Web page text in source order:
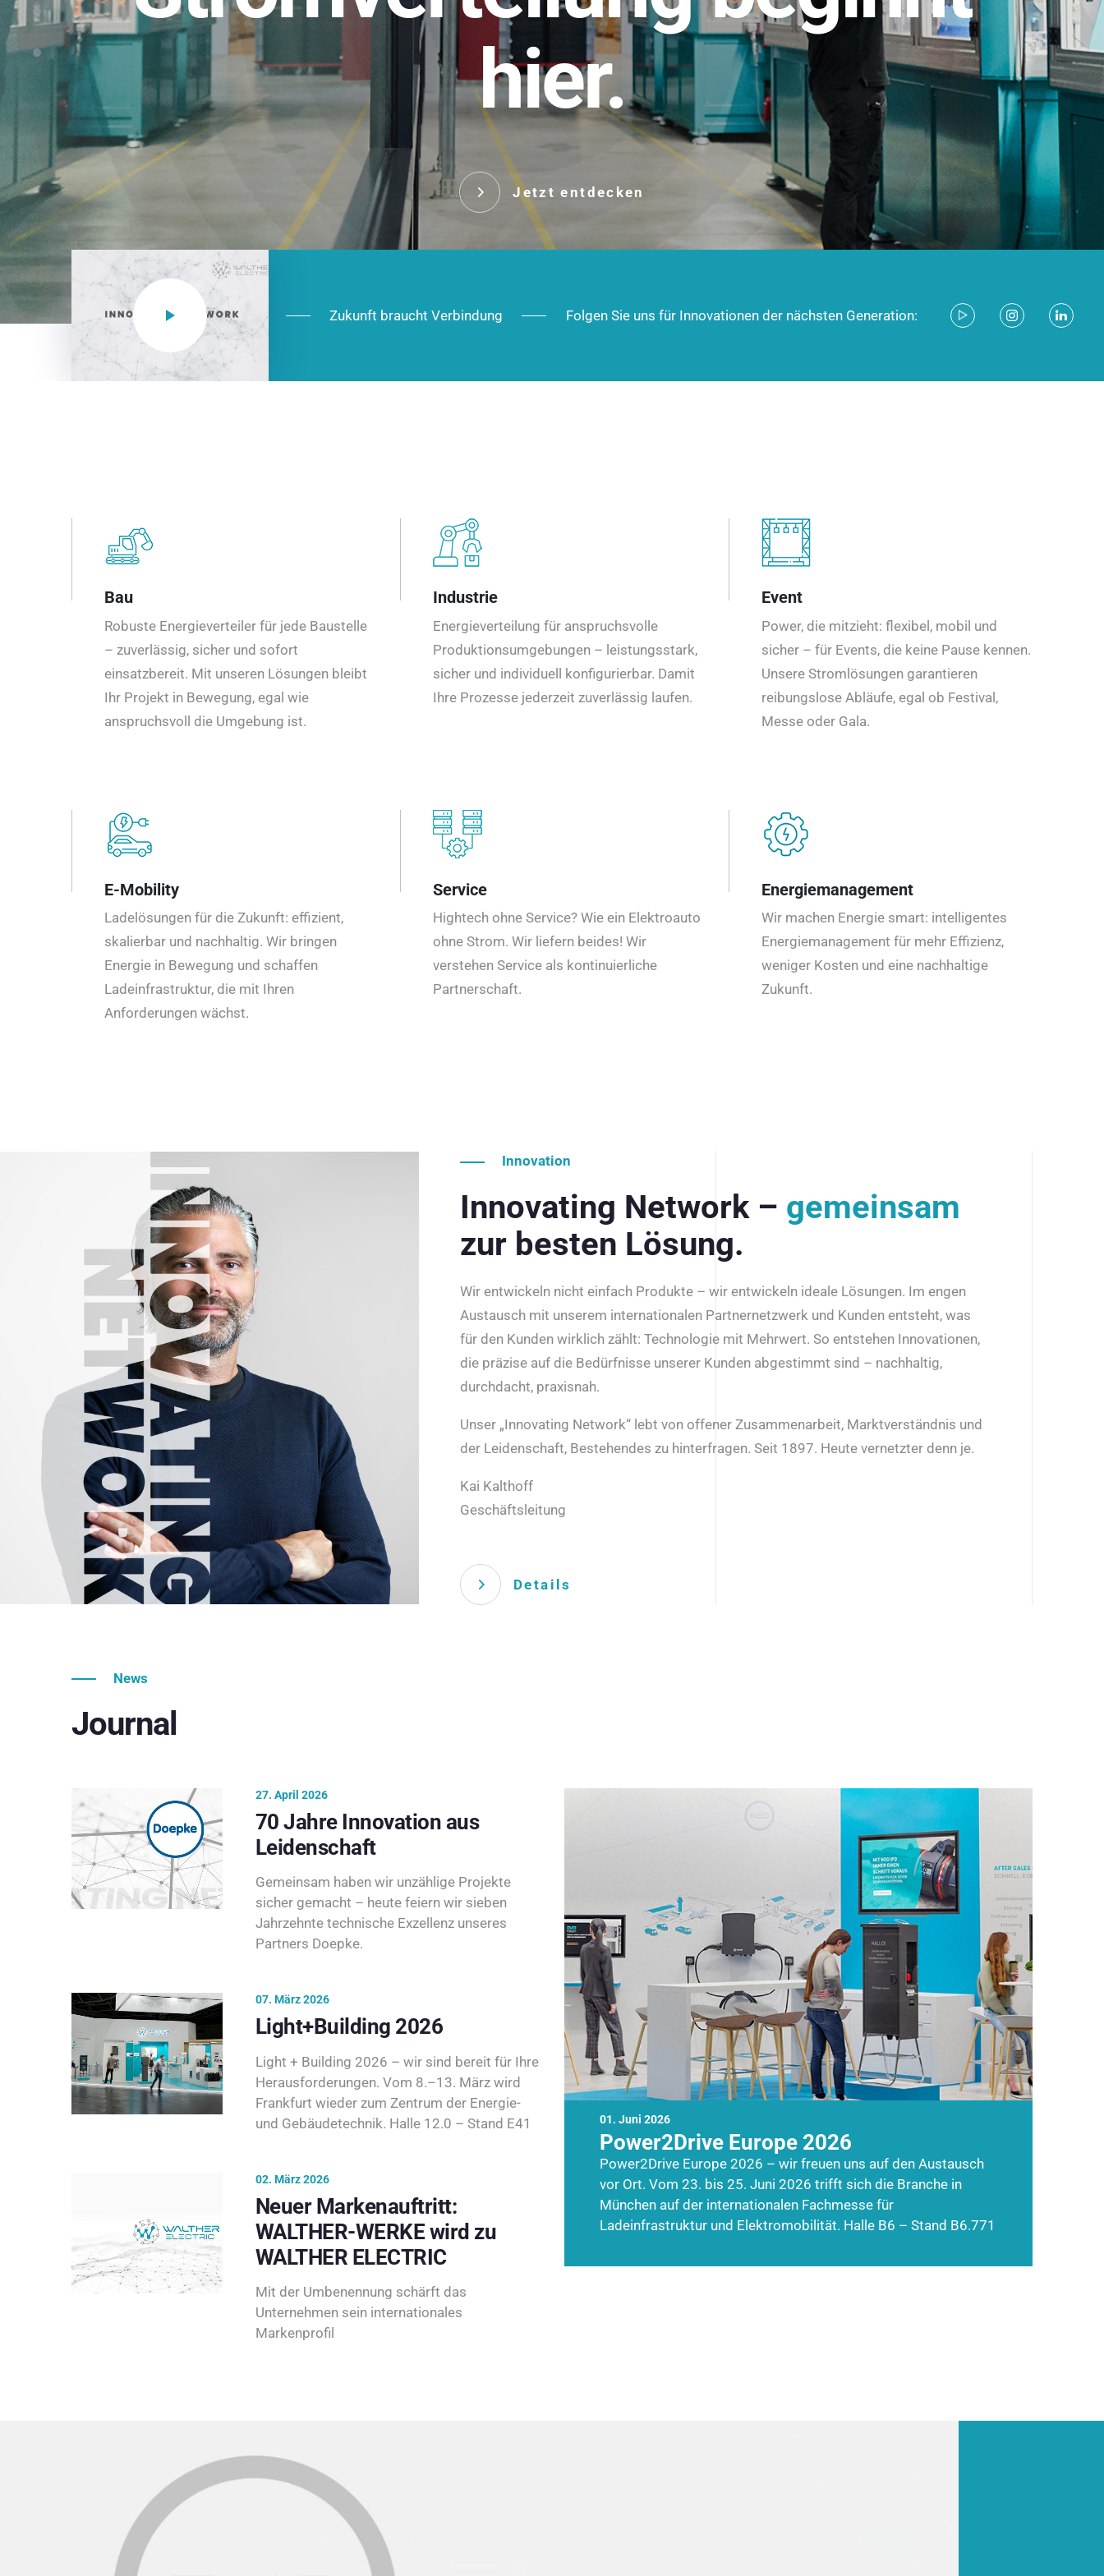
hier.
Jetzt entdecken
NEO CEE: Energieverteilung mit System. Robust im Alltag,
effizient in der Installation, zukunftsfähig im Ausbau.
Das innovative Stecksystem für industrielle Anwendungen –
robust, IP-geschützt und zukunftsfähig.
Jetzt entdecken
Zukunft braucht Verbindung Folgen Sie uns für Innovationen der nächsten Generation:
Bau
Robuste Energieverteiler für jede Baustelle
– zuverlässig, sicher und sofort
einsatzbereit. Mit unseren Lösungen bleibt
Ihr Projekt in Bewegung, egal wie
anspruchsvoll die Umgebung ist.
Industrie
Energieverteilung für anspruchsvolle
Produktionsumgebungen – leistungsstark,
sicher und individuell konfigurierbar. Damit
Ihre Prozesse jederzeit zuverlässig laufen.
Event
Power, die mitzieht: flexibel, mobil und
sicher – für Events, die keine Pause kennen.
Unsere Stromlösungen garantieren
reibungslose Abläufe, egal ob Festival,
Messe oder Gala.
E-Mobility
Ladelösungen für die Zukunft: effizient,
skalierbar und nachhaltig. Wir bringen
Energie in Bewegung und schaffen
Ladeinfrastruktur, die mit Ihren
Anforderungen wächst.
Service
Hightech ohne Service? Wie ein Elektroauto
ohne Strom. Wir liefern beides! Wir
verstehen Service als kontinuierliche
Partnerschaft.
Energiemanagement
Wir machen Energie smart: intelligentes
Energiemanagement für mehr Effizienz,
weniger Kosten und eine nachhaltige
Zukunft.
Innovation
Innovating Network – gemeinsam
zur besten Lösung.
Wir entwickeln nicht einfach Produkte – wir entwickeln ideale Lösungen. Im engen
Austausch mit unserem internationalen Partnernetzwerk und Kunden entsteht, was
für den Kunden wirklich zählt: Technologie mit Mehrwert. So entstehen Innovationen,
die präzise auf die Bedürfnisse unserer Kunden abgestimmt sind – nachhaltig,
durchdacht, praxisnah.
Unser „Innovating Network“ lebt von offener Zusammenarbeit, Marktverständnis und
der Leidenschaft, Bestehendes zu hinterfragen. Seit 1897. Heute vernetzter denn je.
Kai Kalthoff
Geschäftsleitung
Details
News
Journal
01. Juni 2026
Power2Drive Europe 2026
Power2Drive Europe 2026 – wir freuen uns auf den Austausch
vor Ort. Vom 23. bis 25. Juni 2026 trifft sich die Branche in
München auf der internationalen Fachmesse für
Ladeinfrastruktur und Elektromobilität. Halle B6 – Stand B6.771
27. April 2026
70 Jahre Innovation aus
Leidenschaft
Gemeinsam haben wir unzählige Projekte
sicher gemacht – heute feiern wir sieben
Jahrzehnte technische Exzellenz unseres
Partners Doepke.
07. März 2026
Light+Building 2026
Light + Building 2026 – wir sind bereit für Ihre
Herausforderungen. Vom 8.–13. März wird
Frankfurt wieder zum Zentrum der Energie-
und Gebäudetechnik. Halle 12.0 – Stand E41
02. März 2026
Neuer Markenauftritt:
WALTHER-WERKE wird zu
WALTHER ELECTRIC
Mit der Umbenennung schärft das
Unternehmen sein internationales
Markenprofil